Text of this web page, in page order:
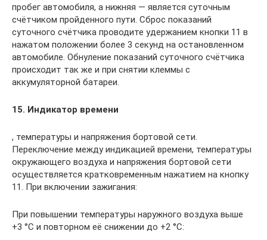
пробег автомобиля, а нижняя — является суточным
счётчиком пройденного пути. Сброс показаний
суточного счётчика проводите удержанием кнопки 11 в
нажатом положении более 3 секунд на остановленном
автомобиле. Обнуление показаний суточного счётчика
происходит так же и при снятии клеммы с
аккумуляторной батареи.
15. Индикатор времени
, температуры и напряжения бортовой сети.
Переключение между индикацией времени, температуры
окружающего воздуха и напряжения бортовой сети
осуществляется кратковременным нажатием на кнопку
11. При включении зажигания:
При повышении температуры наружного воздуха выше
+3 °С и повторном её снижении до +2 °С: